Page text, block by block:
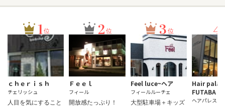
1位
ｃｈｅｒｉｓｈ
チェリッシュ
人目を気にすること
2 位
Ｆｅｅｌ
フィール
開放感たっぷり！
3 位
Feel luce~ヘア
フィールルーチェ
大型駐車場＋キッズ
4
Hair
FUTABA
ヘアパレスフ